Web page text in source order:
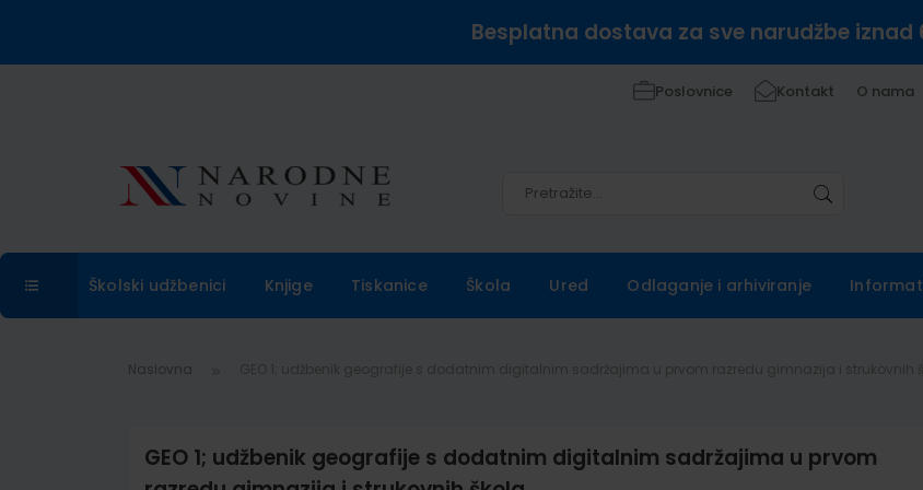
Besplatna dostava za sve narudžbe iznad
Poslovnice Kontakt O nama
Školski udžbenici Knjige Tiskanice Škola Ured Odlaganje i arhiviranje
Naslovna
GEO 1; udžbenik geografije s dodatnim digitalnim sadržajima u prvom